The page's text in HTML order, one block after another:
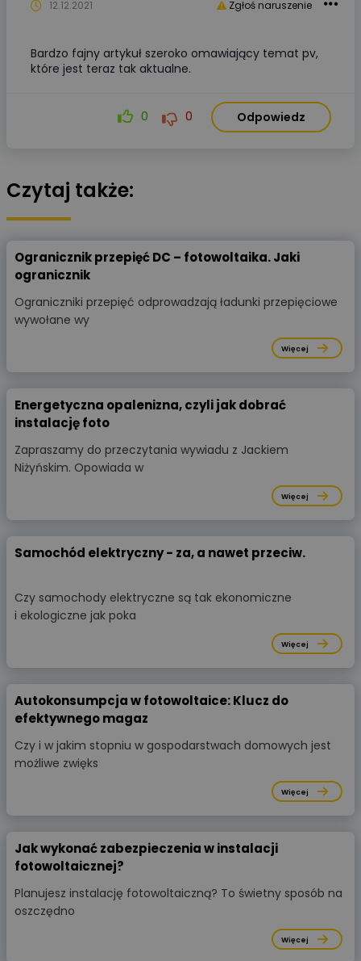
Zgłoś naruszenie
12.12.2021
Bardzo fajny artykuł szeroko omawiający temat pv,
które jest teraz tak aktualne.
0 0 Odpowiedz
Czytaj także:
Ogranicznik przepięć DC – fotowoltaika. Jaki
ogranicznik
Ograniczniki przepięć odprowadzają ładunki przepięciowe
wywołane wy
Więcej
Energetyczna opalenizna, czyli jak dobrać
instalację foto
Zapraszamy do przeczytania wywiadu z Jackiem
Niżyńskim. Opowiada w
Więcej
Samochód elektryczny - za, a nawet przeciw.
Czy samochody elektryczne są tak ekonomiczne
i ekologiczne jak poka
Więcej
Autokonsumpcja w fotowoltaice: Klucz do
efektywnego magaz
Czy i w jakim stopniu w gospodarstwach domowych jest
możliwe zwięks
Więcej
Jak wykonać zabezpieczenia w instalacji
fotowoltaicznej?
Planujesz instalację fotowoltaiczną? To świetny sposób na
oszczędno
Więcej